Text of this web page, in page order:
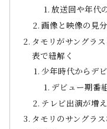
放送回や年代
画像と映像の見
タモリがサングラ
表で紐解く
少年時代からデ
デビュー期番
テレビ出演が増
タモリのサングラ